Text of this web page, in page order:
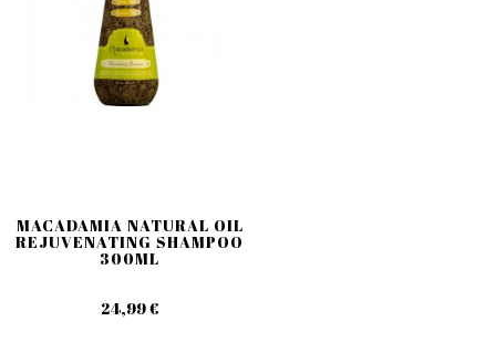
MACADAMIA NATURAL OIL
REJUVENATING SHAMPOO
300ML
24,99 €